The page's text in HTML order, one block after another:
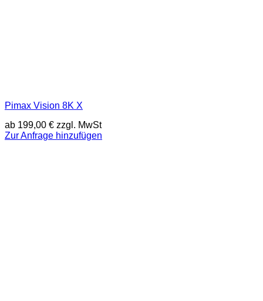
Pimax Vision 8K X
ab 199,00 € zzgl. MwSt
Zur Anfrage hinzufügen